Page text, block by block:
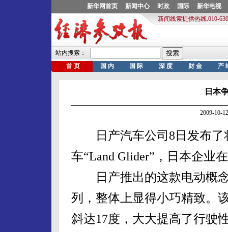
日本
2009-10-
日产汽车公司8日发布了
车“Land Glider”，日本企业
日产推出的这款电动概念
列，整体上显得小巧精致。
斜达17度，大大提高了行驶